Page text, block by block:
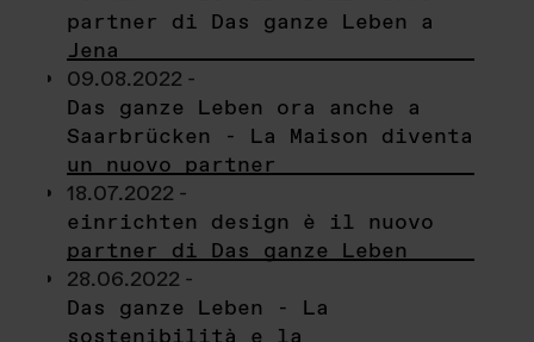
partner di Das ganze Leben a
Jena
09.08.2022 -
Das ganze Leben ora anche a
Saarbrücken - La Maison diventa
un nuovo partner
18.07.2022 -
einrichten design è il nuovo
partner di Das ganze Leben
28.06.2022 -
Das ganze Leben - La
sostenibilità e la